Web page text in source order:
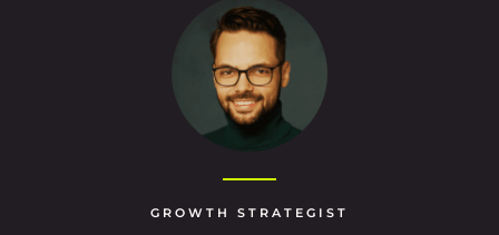
GROWTH STRATEGIST